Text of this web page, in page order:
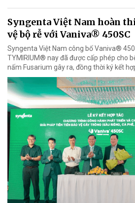
Syngenta Việt Nam hoàn
vệ bộ rễ với Vaniva® 450SC
Syngenta Việt Nam công bố Vaniva®
TYMIRIUM® nay đã được cấp phép cho
nấm Fusarium gây ra, đồng thời ký kết